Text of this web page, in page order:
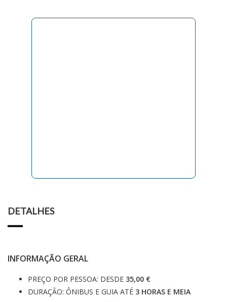
DETALHES
INFORMAÇÃO GERAL
PREÇO POR PESSOA: DESDE 35,00 €
DURAÇÃO: ÔNIBUS E GUIA ATÉ 3 HORAS E MEIA